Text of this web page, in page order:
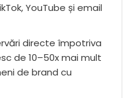
YouTube și email
directe împotriva
de 10–50x mai mult
de brand cu